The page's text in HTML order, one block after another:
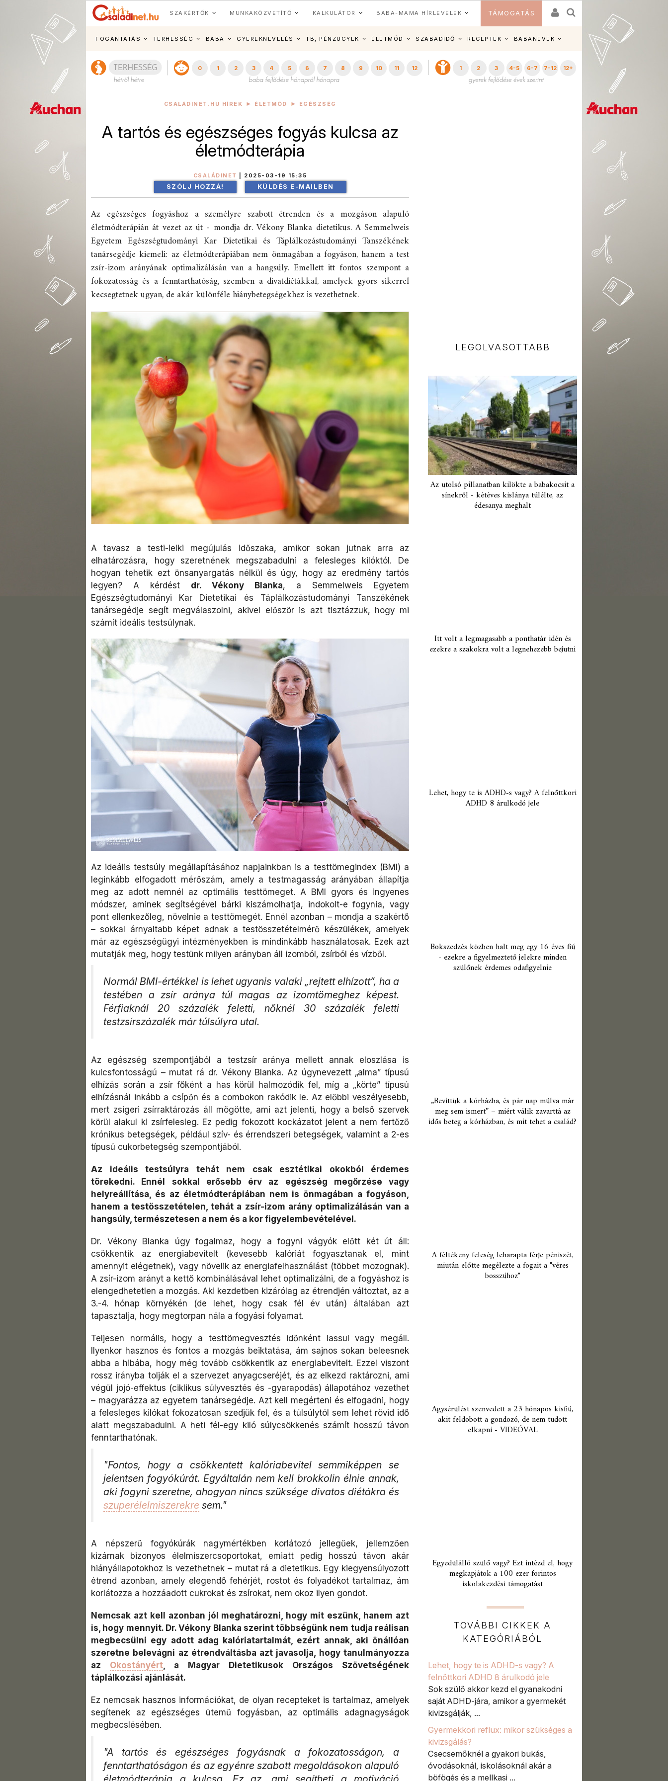
SZAKÉRTŐK MUNKAKÖZVETÍTŐ KALKULÁTOR BABA-MAMA HÍRLEVELEK TÁMOGATÁS
FOGANTATÁS TERHESSÉG BABA GYEREKNEVELÉS TB, PÉNZÜGYEK ÉLETMÓD SZABADIDŐ RECEPTEK BABANEVEK
0 1 2 3 4 5 6 7 8 9 10 11 12 1 2 3 4-5 6-7 7-12 12+
CSALÁDINET.HU HÍREK ÉLETMÓD EGÉSZSÉG
A tartós és egészséges fogyás kulcsa az
életmódterápia
CSALÁDINET 2025-03-19 15:35
SZÓLJ HOZZÁ! KÜLDÉS E-MAILBEN
Az egészséges fogyáshoz a személyre szabott étrenden és a mozgáson alapuló
életmódterápián át vezet az út - mondja dr. Vékony Blanka dietetikus. A Semmelweis
Egyetem Egészségtudományi Kar Dietetikai és Táplálkozástudományi Tanszékének
tanársegédje kiemeli: az életmódterápiában nem önmagában a fogyáson, hanem a test
zsír-izom arányának optimalizálásán van a hangsúly. Emellett itt fontos szempont a
fokozatosság és a fenntarthatóság, szemben a divatdiétákkal, amelyek gyors sikerrel
kecsegtetnek ugyan, de akár különféle hiánybetegségekhez is vezethetnek.
A tavasz a testi-lelki megújulás időszaka, amikor sokan jutnak arra az
elhatározásra, hogy szeretnének megszabadulni a felesleges kilóktól. De
hogyan tehetik ezt önsanyargatás nélkül és úgy, hogy az eredmény tartós
legyen? A kérdést dr. Vékony Blanka, a Semmelweis Egyetem
Egészségtudományi Kar Dietetikai és Táplálkozástudományi Tanszékének
tanársegédje segít megválaszolni, akivel először is azt tisztázzuk, hogy mi
számít ideális testsúlynak.
Az ideális testsúly megállapításához napjainkban is a testtömegindex (BMI) a
leginkább elfogadott mérőszám, amely a testmagasság arányában állapítja
meg az adott nemnél az optimális testtömeget. A BMI gyors és ingyenes
módszer, aminek segítségével bárki kiszámolhatja, indokolt-e fogynia, vagy
pont ellenkezőleg, növelnie a testtömegét. Ennél azonban – mondja a szakértő
– sokkal árnyaltabb képet adnak a testösszetételmérő készülékek, amelyek
már az egészségügyi intézményekben is mindinkább használatosak. Ezek azt
mutatják meg, hogy testünk milyen arányban áll izomból, zsírból és vízből.
Normál BMI-értékkel is lehet ugyanis valaki „rejtett elhízott”, ha a
testében a zsír aránya túl magas az izomtömeghez képest.
Férfiaknál 20 százalék feletti, nőknél 30 százalék feletti
testzsírszázalék már túlsúlyra utal.
Az egészség szempontjából a testzsír aránya mellett annak eloszlása is
kulcsfontosságú – mutat rá dr. Vékony Blanka. Az úgynevezett „alma” típusú
elhízás során a zsír főként a has körül halmozódik fel, míg a „körte” típusú
elhízásnál inkább a csípőn és a combokon rakódik le. Az előbbi veszélyesebb,
mert zsigeri zsírraktározás áll mögötte, ami azt jelenti, hogy a belső szervek
körül alakul ki zsírfelesleg. Ez pedig fokozott kockázatot jelent a nem fertőző
krónikus betegségek, például szív- és érrendszeri betegségek, valamint a 2-es
típusú cukorbetegség szempontjából.
Az ideális testsúlyra tehát nem csak esztétikai okokból érdemes
törekedni. Ennél sokkal erősebb érv az egészség megőrzése vagy
helyreállítása, és az életmódterápiában nem is önmagában a fogyáson,
hanem a testösszetételen, tehát a zsír-izom arány optimalizálásán van a
hangsúly, természetesen a nem és a kor figyelembevételével.
Dr. Vékony Blanka úgy fogalmaz, hogy a fogyni vágyók előtt két út áll:
csökkentik az energiabevitelt (kevesebb kalóriát fogyasztanak el, mint
amennyit elégetnek), vagy növelik az energiafelhasználást (többet mozognak).
A zsír-izom arányt a kettő kombinálásával lehet optimalizálni, de a fogyáshoz is
elengedhetetlen a mozgás. Aki kezdetben kizárólag az étrendjén változtat, az a
3.-4. hónap környékén (de lehet, hogy csak fél év után) általában azt
tapasztalja, hogy megtorpan nála a fogyási folyamat.
Teljesen normális, hogy a testtömegvesztés időnként lassul vagy megáll.
Ilyenkor hasznos és fontos a mozgás beiktatása, ám sajnos sokan beleesnek
abba a hibába, hogy még tovább csökkentik az energiabevitelt. Ezzel viszont
rossz irányba tolják el a szervezet anyagcseréjét, és az elkezd raktározni, ami
végül jojó-effektus (ciklikus súlyvesztés és -gyarapodás) állapotához vezethet
– magyarázza az egyetem tanársegédje. Azt kell megérteni és elfogadni, hogy
a felesleges kilókat fokozatosan szedjük fel, és a túlsúlytól sem lehet rövid idő
alatt megszabadulni. A heti fél-egy kiló súlycsökkenés számít hosszú távon
fenntarthatónak.
"Fontos, hogy a csökkentett kalóriabevitel semmiképpen se
jelentsen fogyókúrát. Egyáltalán nem kell brokkolin élnie annak,
aki fogyni szeretne, ahogyan nincs szüksége divatos diétákra és
szuperélelmiszerekre sem."
A népszerű fogyókúrák nagymértékben korlátozó jellegűek, jellemzően
kizárnak bizonyos élelmiszercsoportokat, emiatt pedig hosszú távon akár
hiányállapotokhoz is vezethetnek – mutat rá a dietetikus. Egy kiegyensúlyozott
étrend azonban, amely elegendő fehérjét, rostot és folyadékot tartalmaz, ám
korlátozza a hozzáadott cukrokat és zsírokat, nem okoz ilyen gondot.
Nemcsak azt kell azonban jól meghatározni, hogy mit eszünk, hanem azt
is, hogy mennyit. Dr. Vékony Blanka szerint többségünk nem tudja reálisan
megbecsülni egy adott adag kalóriatartalmát, ezért annak, aki önállóan
szeretne belevágni az étrendváltásba azt javasolja, hogy tanulmányozza
az Okostányért , a Magyar Dietetikusok Országos Szövetségének
táplálkozási ajánlását.
Ez nemcsak hasznos információkat, de olyan recepteket is tartalmaz, amelyek
segítenek az egészséges ütemű fogyásban, az optimális adagnagyságok
megbecslésében.
"A tartós és egészséges fogyásnak a fokozatosságon, a
fenntarthatóságon és az egyénre szabott megoldásokon alapuló
LEGOLVASOTTABB
Az utolsó pillanatban kilökte a babakocsit a
sínekről - kétéves kislánya túlélte, az
édesanya meghalt
Itt volt a legmagasabb a ponthatár idén és
ezekre a szakokra volt a legnehezebb bejutni
Lehet, hogy te is ADHD-s vagy? A felnőttkori
ADHD 8 árulkodó jele
Bokszedzés közben halt meg egy 16 éves fiú
- ezekre a figyelmeztető jelekre minden
szülőnek érdemes odafigyelnie
„Bevittük a kórházba, és pár nap múlva már
meg sem ismert” – miért válik zavarttá az
idős beteg a kórházban, és mit tehet a család?
A féltékeny feleség leharapta férje péniszét,
miután előtte megélezte a fogait a "véres
bosszúhoz"
Agysérülést szenvedett a 23 hónapos kisfiú,
akit feldobott a gondozó, de nem tudott
elkapni - VIDEÓVAL
Egyedülálló szülő vagy? Ezt intézd el, hogy
megkapjátok a 100 ezer forintos
iskolakezdési támogatást
TOVÁBBI CIKKEK A
KATEGÓRIÁBÓL
Lehet, hogy te is ADHD-s vagy? A
felnőttkori ADHD 8 árulkodó jele
Sok szülő akkor kezd el gyanakodni
saját ADHD-jára, amikor a gyermekét
kivizsgálják, ...
Gyermekkori reflux: mikor szükséges a
kivizsgálás?
Csecsemőknél a gyakori bukás,
óvodásoknál, iskolásoknál akár a
böfögés és a mellkasi ...